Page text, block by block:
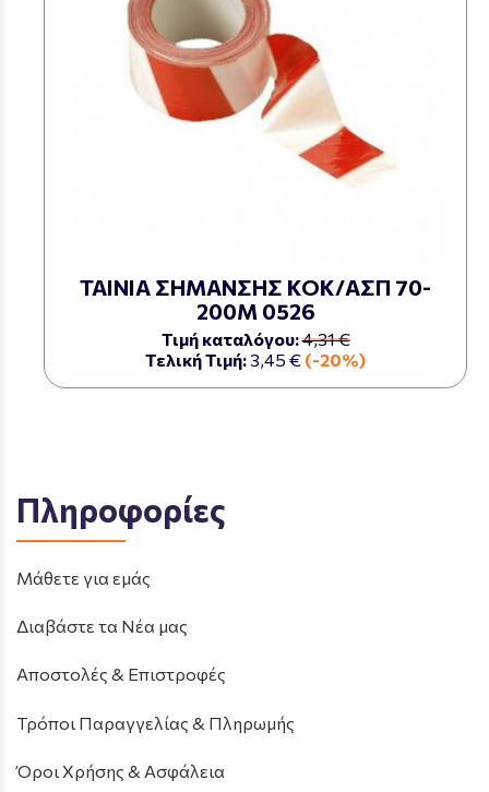
ΤΑΙΝΙΑ ΣΗΜΑΝΣΗΣ ΚΟΚ/ΑΣΠ 70-
200M 0526
Τιμή καταλόγου:4,31 €
Τελική Τιμή:3,45 € (-20%)
Πληροφορίες
Μάθετε για εμάς
Διαβάστε τα Νέα μας
Αποστολές & Επιστροφές
Τρόποι Παραγγελίας & Πληρωμής
Όροι Χρήσης & Ασφάλεια